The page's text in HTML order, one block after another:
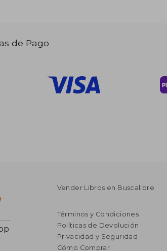
de Pago
Vender Libros en Buscalibre
Términos y Condiciones
Políticas de Devolución
Privacidad y Seguridad
Cómo Comprar